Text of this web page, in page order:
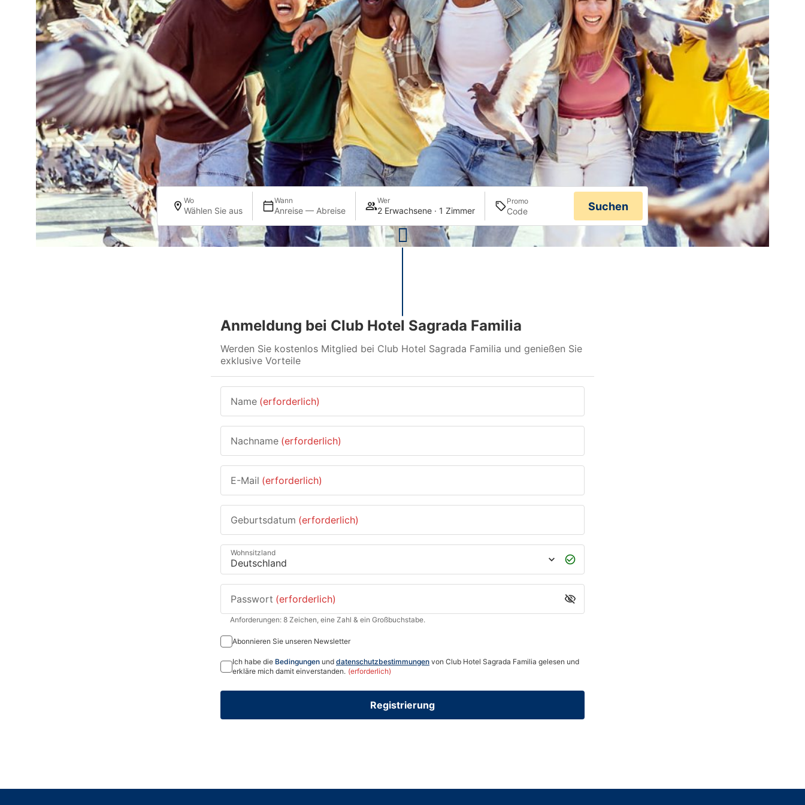
Wo
Wählen Sie aus
Wann
Anreise — Abreise
Wer
2 Erwachsene · 1 Zimmer
Promo Suchen
Anmeldung bei Club Hotel Sagrada Familia
Werden Sie kostenlos Mitglied bei Club Hotel Sagrada Familia und genießen Sie
exklusive Vorteile
Name (erforderlich)
Nachname (erforderlich)
E-Mail (erforderlich)
Geburtsdatum (erforderlich)
Wohnsitzland
Passwort (erforderlich)
Anforderungen: 8 Zeichen, eine Zahl & ein Großbuchstabe.
Abonnieren Sie unseren Newsletter
Ich habe die Bedingungen und datenschutzbestimmungen von Club Hotel Sagrada Familia gelesen und
erkläre mich damit einverstanden. (erforderlich)
Registrierung